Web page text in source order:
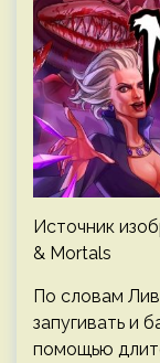
Источник
& Mortals
По словам
запугивать и
помощью